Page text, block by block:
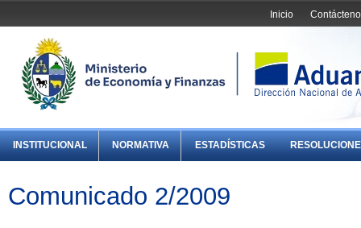
Inicio
INSTITUCIONAL NORMATIVA ESTADÍSTICAS
Comunicado 2/2009